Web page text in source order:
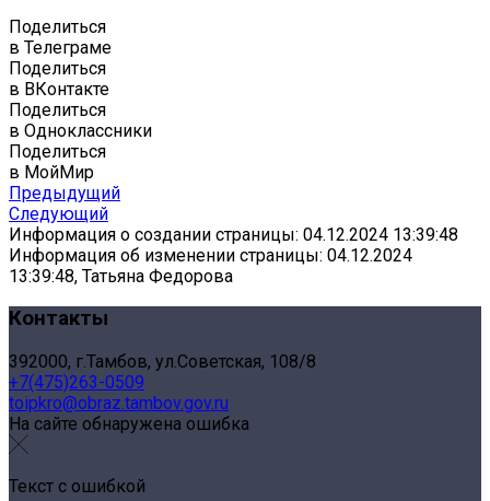
Поделиться
в Телеграме
Поделиться
в ВКонтакте
Поделиться
в Одноклассники
Поделиться
в МойМир
Предыдущий
Следующий
Информация о создании страницы: 04.12.2024 13:39:48
Информация об изменении страницы: 04.12.2024
13:39:48, Татьяна Федорова
Контакты
392000, г.Тамбов, ул.Советская, 108/8
+7(475)263-0509
toipkro@obraz.tambov.gov.ru
На сайте обнаружена ошибка
Текст с ошибкой